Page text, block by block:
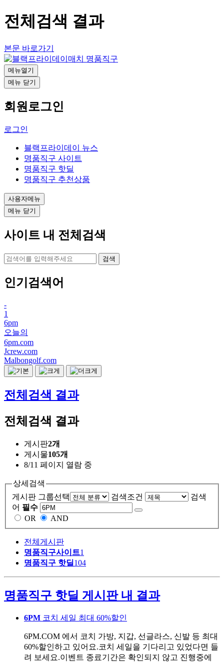
전체검색 결과
본문 바로가기
메뉴열기
메뉴 닫기
회원로그인
로그인
블랙프라이데이 뉴스
명품직구 사이트
명품직구 핫딜
명품직구 추천상품
사용자메뉴
메뉴 닫기
사이트 내 전체검색
검색
인기검색어
-
1
6pm
오늘의
6pm.com
Jcrew.com
Malbongolf.com
전체검색 결과
전체검색 결과
게시판2개
게시물105개
8/11 페이지 열람 중
상세검색
게시판 그룹선택
검색조건
검색
어 필수
OR
AND
전체게시판
명품직구사이트1
명품직구 핫딜 104
명품직구 핫딜 게시판 내 결과
6PM 코치 세일 최대 60%할인
6PM.COM 에서 코치 가방, 지갑, 선글라스, 신발 등 최대
60%할인하고 있어요.코치 세일을 기다리고 있었다면 들
려 보세요.이벤트 종료기간은 확인되지 않고 진행중에